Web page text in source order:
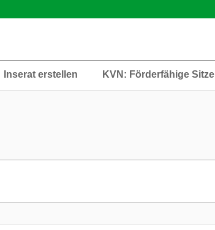
Inserat erstellen KVN: Förderfähige Sitze